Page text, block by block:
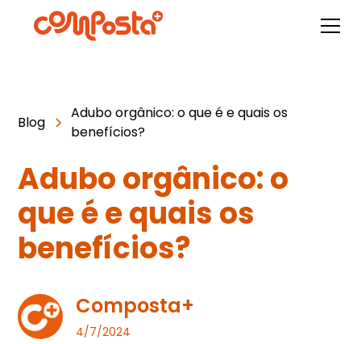
Blog
Adubo orgânico: o que é e quais os
benefícios?
Adubo orgânico: o
que é e quais os
benefícios?
Composta+
4/7/2024